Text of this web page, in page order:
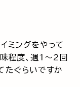
ミングをやって
程度、週1～2回
たぐらいですか